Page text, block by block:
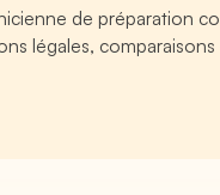
de préparation
légales,